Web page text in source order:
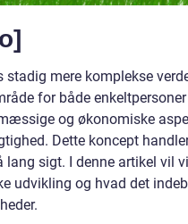
stadig mere komplekse
for både
og økonomiske
Dette koncept
lang sigt. I denne artikel vil
udvikling og hvad det